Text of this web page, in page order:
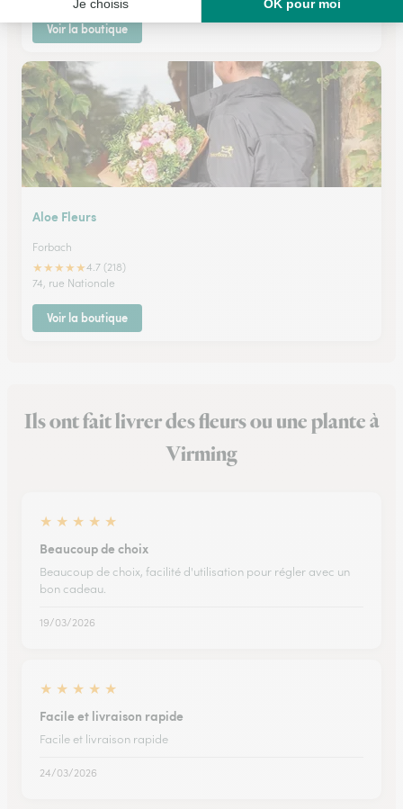
Voir la boutique
Aloe Fleurs
Forbach
★★★★★4.7 (218)
74, rue Nationale
Voir la boutique
Ils ont fait livrer des fleurs ou une plante à
Virming
★ ★ ★ ★ ★
Beaucoup de choix
Beaucoup de choix, facilité d'utilisation pour régler avec un
bon cadeau.
19/03/2026
★ ★ ★ ★ ★
Facile et livraison rapide
Facile et livraison rapide
24/03/2026